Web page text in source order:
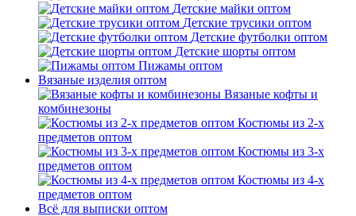
Детские майки оптом
Детские трусики оптом
Детские футболки оптом
Детские шорты оптом
Пижамы оптом
Вязаные изделия оптом
Вязаные кофты и
комбинезоны
Костюмы из 2-х
предметов оптом
Костюмы из 3-х
предметов оптом
Костюмы из 4-х
предметов оптом
Всё для выписки оптом